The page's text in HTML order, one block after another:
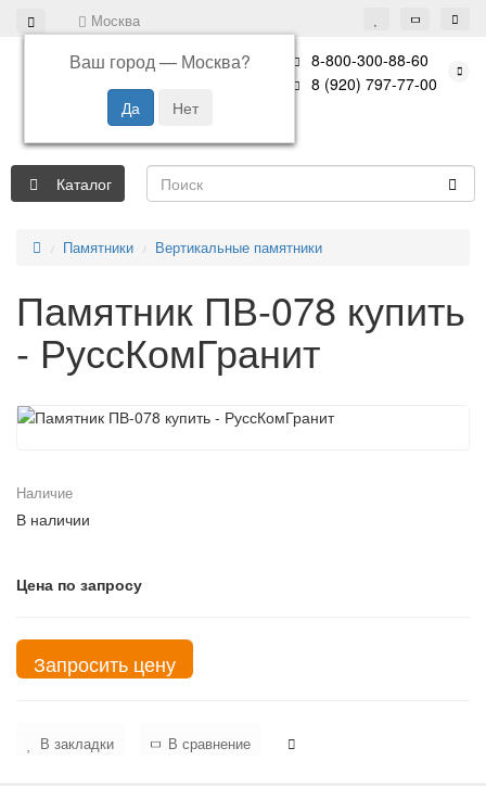
Москва
Ваш город — Москва?
8-800-300-88-60
8 (920) 797-77-00
Каталог
Памятники Вертикальные памятники
Памятник ПВ-078 купить
- РуссКомГранит
Наличие
В наличии
Цена по запросу
Запросить цену
В закладки В сравнение